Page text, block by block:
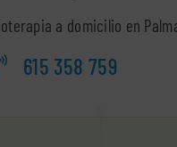
a domicilio en
615 358 759